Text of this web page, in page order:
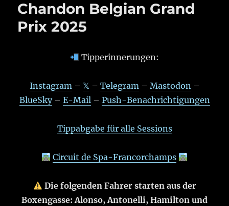
Chandon Belgian Grand
Prix 2025
Tipperinnerungen:
Instagram– 𝕏 – Telegram– Mastodon–
BlueSky– E-Mail– Push-Benachrichtigungen
Tippabgabe für alle Sessions
Circuit de Spa-Francorchamps
Die folgenden Fahrer starten aus der
Boxengasse: Alonso, Antonelli, Hamilton und